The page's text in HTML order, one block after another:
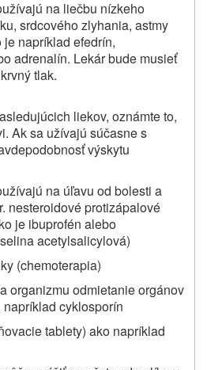
na liečbu nízkeho
srdcového zlyhania, astmy
napríklad efedrín,
adrenalín. Lekár bude musieť
tlak.
liekov, oznámte to,
Ak sa užívajú súčasne s
výskytu
na úľavu od bolesti a
nesteroidové protizápalové
je ibuprofén alebo
acetylsalicylová)
(chemoterapia)
organizmu odmietanie orgánov
cyklosporín
tablety) ako napríklad